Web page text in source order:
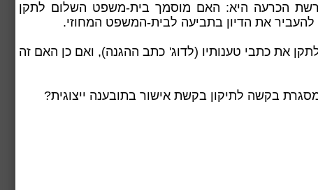
הכרעה היא: האם מוסמך בית-משפט השלום לתקן
את הדיון בתביעה לבית-המשפט המחוזי.
את כתבי טענותיו (לדוג' כתב ההגנה), ואם כן האם זה
בקשה לתיקון בקשת אישור בתובענה ייצוגית?